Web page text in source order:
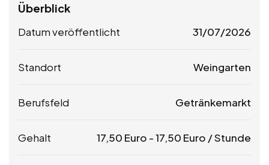
Überblick
Datum veröffentlicht 31/07/2026
Standort Weingarten
Berufsfeld Getränkemarkt
Gehalt 17,50 Euro -17,50 Euro / Stunde